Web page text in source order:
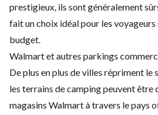
prestigieux, ils sont généralement
fait un choix idéal pour les voyageurs
budget.
Walmart et autres parkings
De plus en plus de villes répriment le
les terrains de camping peuvent être
magasins Walmart à travers le pays